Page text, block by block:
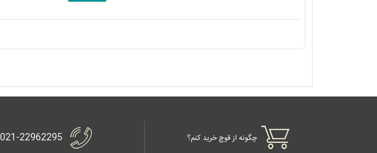
چگونه از قوچ خرید کنم؟ 021-22962295